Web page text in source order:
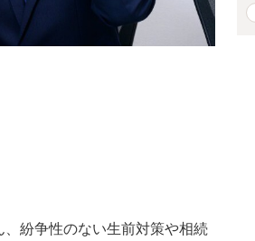
紛争性のない生前対策や相続